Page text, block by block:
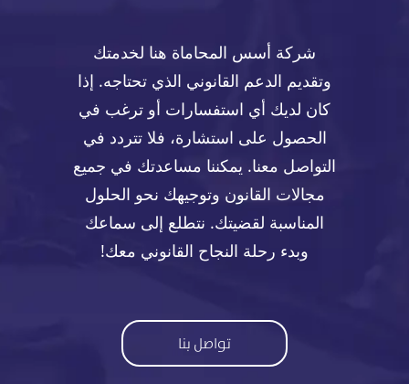
شركة أسس المحاماة هنا لخدمتك
وتقديم الدعم القانوني الذي تحتاجه. إذا
كان لديك أي استفسارات أو ترغب في
الحصول على استشارة، فلا تتردد في
التواصل معنا. يمكننا مساعدتك في جميع
مجالات القانون وتوجيهك نحو الحلول
المناسبة لقضيتك. نتطلع إلى سماعك
وبدء رحلة النجاح القانوني معك!
تواصل بنا